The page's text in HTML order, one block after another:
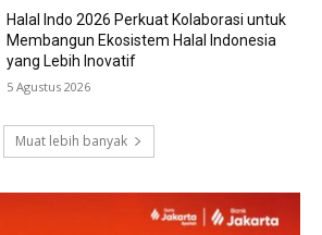
Halal Indo 2026 Perkuat Kolaborasi untuk
Membangun Ekosistem Halal Indonesia
yang Lebih Inovatif
5 Agustus 2026
Muat lebih banyak